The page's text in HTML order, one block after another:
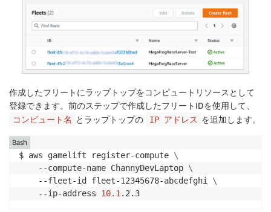
作成したフリートにラップトップをコンピュートリソースとして
登録できます。前のステップで作成したフリートIDを使用して、
コンピュート名 とラップトップの IP アドレス を追加します。
$ aws gamelift register-compute \
    --compute-name ChannyDevLaptop
\
    --fleet-id fleet-12345678-abcdefghi
\
    --ip-address
10.1 .2.3
Bash